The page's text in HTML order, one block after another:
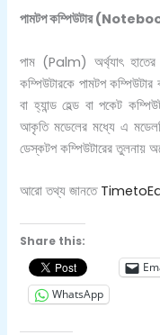
পামটপ কম্পিউটার (
পাম (Palm) অর্থ্যাৎ
কম্পিউটারকে পামটপ কম্পিউটার
বা হ্যান্ড হেল্ড বা পকেট
আকৃতি মডেলের মধ্যে এ
ডেস্কটপ কম্পিউটারের তুলনায়
আরো তথ্য জানতে
Share this:
WhatsApp